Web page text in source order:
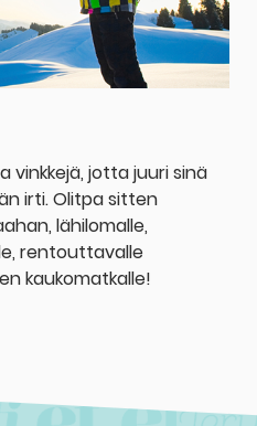
vinkkejä, jotta juuri sinä
irti. Olitpa sitten
lähilomalle,
rentouttavalle
kaukomatkalle!